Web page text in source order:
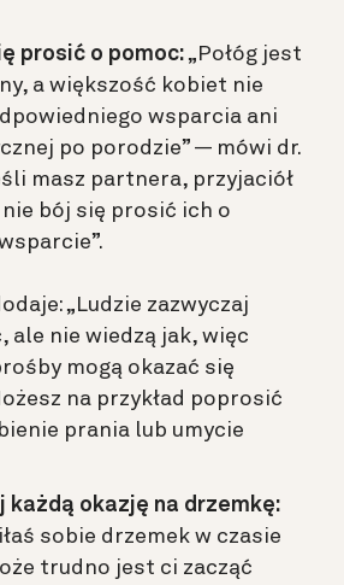
prosić o pomoc: „Połóg jest
a większość kobiet nie
wsparcia ani
po porodzie” — mówi dr.
masz partnera, przyjaciół
bój się prosić ich o
„Ludzie zazwyczaj
ale nie wiedzą jak, więc
mogą okazać się
na przykład poprosić
prania lub umycie
każdą okazję na drzemkę:
sobie drzemek w czasie
trudno jest ci zacząć